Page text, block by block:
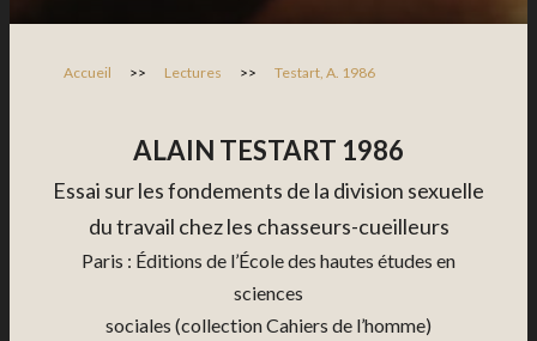
Accueil >> Lectures >> Testart, A. 1986
ALAIN TESTART 1986
Essai sur les fondements de la division sexuelle
du travail chez les chasseurs-cueilleurs
Paris : Éditions de l’École des hautes études en
sciences
sociales (collection Cahiers de l’homme)